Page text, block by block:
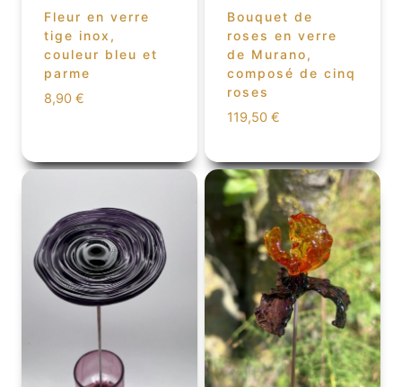
Fleur en verre
tige inox,
couleur bleu et
parme
8,90 €
Bouquet de
roses en verre
de Murano,
composé de cinq
roses
119,50 €